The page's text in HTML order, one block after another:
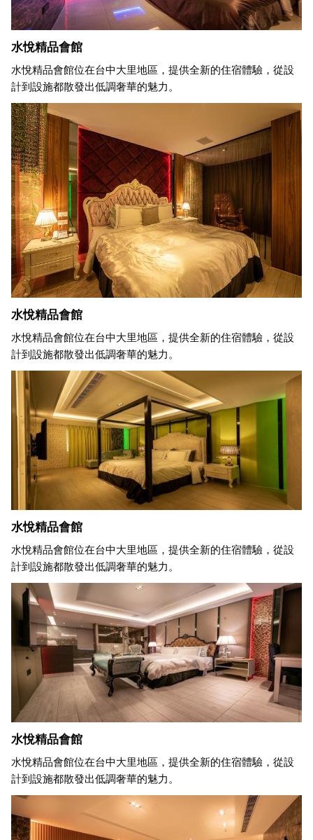
水悅精品會館
水悅精品會館位在台中大里地區，提供全新的住宿體驗，從設
計到設施都散發出低調奢華的魅力。
水悅精品會館
水悅精品會館位在台中大里地區，提供全新的住宿體驗，從設
計到設施都散發出低調奢華的魅力。
水悅精品會館
水悅精品會館位在台中大里地區，提供全新的住宿體驗，從設
計到設施都散發出低調奢華的魅力。
水悅精品會館
水悅精品會館位在台中大里地區，提供全新的住宿體驗，從設
計到設施都散發出低調奢華的魅力。